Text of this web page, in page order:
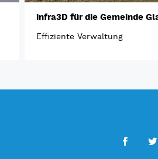
infra3D für die Gemeinde
Effiziente Verwaltung